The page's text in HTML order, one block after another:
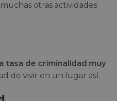
otras actividades
tasa de criminalidad muy
de vivir en un lugar así.